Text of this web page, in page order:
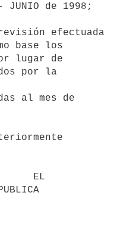
de 1998;
base los
lugar de
por la
al mes de